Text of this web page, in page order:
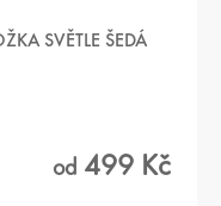
SVĚTLE ŠEDÁ
od 499 Kč